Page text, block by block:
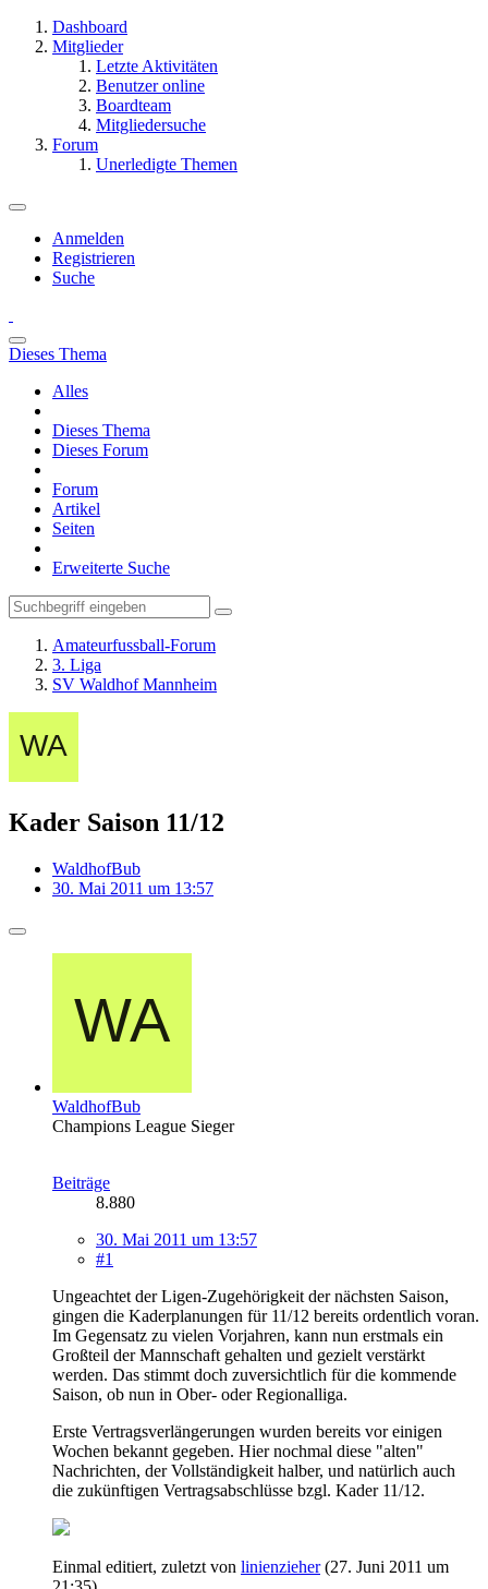
Dashboard
Mitglieder
Letzte Aktivitäten
Benutzer online
Boardteam
Mitgliedersuche
Forum
Unerledigte Themen
Anmelden
Registrieren
Suche
Dieses Thema
Alles
Dieses Thema
Dieses Forum
Forum
Artikel
Seiten
Erweiterte Suche
Amateurfussball-Forum
3. Liga
SV Waldhof Mannheim
Kader Saison 11/12
WaldhofBub
30. Mai 2011 um 13:57
WaldhofBub
Champions League Sieger
Beiträge
8.880
30. Mai 2011 um 13:57
#1
Ungeachtet der Ligen-Zugehörigkeit der nächsten Saison,
gingen die Kaderplanungen für 11/12 bereits ordentlich voran.
Im Gegensatz zu vielen Vorjahren, kann nun erstmals ein
Großteil der Mannschaft gehalten und gezielt verstärkt
werden. Das stimmt doch zuversichtlich für die kommende
Saison, ob nun in Ober- oder Regionalliga.
Erste Vertragsverlängerungen wurden bereits vor einigen
Wochen bekannt gegeben. Hier nochmal diese "alten"
Nachrichten, der Vollständigkeit halber, und natürlich auch
die zukünftigen Vertragsabschlüsse bzgl. Kader 11/12.
Einmal editiert, zuletzt von linienzieher(27. Juni 2011 um